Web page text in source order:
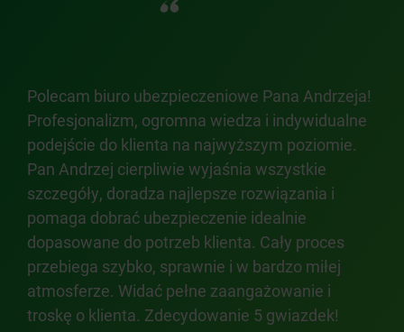
Polecam biuro ubezpieczeniowe Pana Andrzeja!
Profesjonalizm, ogromna wiedza i indywidualne
podejście do klienta na najwyższym poziomie.
Pan Andrzej cierpliwie wyjaśnia wszystkie
szczegóły, doradza najlepsze rozwiązania i
pomaga dobrać ubezpieczenie idealnie
dopasowane do potrzeb klienta. Cały proces
przebiega szybko, sprawnie i w bardzo miłej
atmosferze. Widać pełne zaangażowanie i
troskę o klienta. Zdecydowanie 5 gwiazdek!